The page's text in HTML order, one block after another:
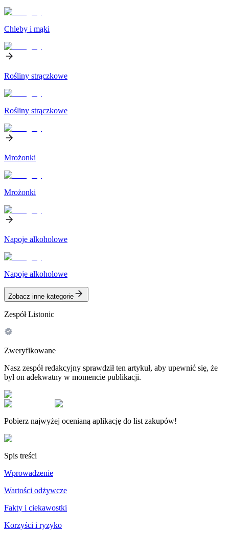
Chleby i mąki
Rośliny strączkowe
Rośliny strączkowe
Mrożonki
Mrożonki
Napoje alkoholowe
Napoje alkoholowe
Zobacz inne kategorie
Zespół Listonic
Zweryfikowane
Nasz zespół redakcyjny sprawdził ten artykuł, aby upewnić się, że
był on adekwatny w momencie publikacji.
Pobierz najwyżej ocenianą aplikację do list zakupów!
Spis treści
Wprowadzenie
Wartości odżywcze
Fakty i ciekawostki
Korzyści i ryzyko